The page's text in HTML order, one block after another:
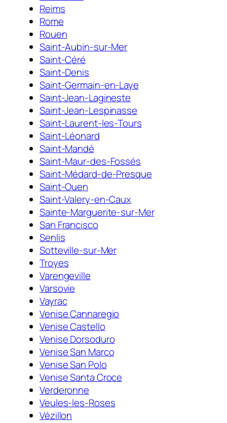
Reims
Rome
Rouen
Saint-Aubin-sur-Mer
Saint-Céré
Saint-Denis
Saint-Germain-en-Laye
Saint-Jean-Lagineste
Saint-Jean-Lespinasse
Saint-Laurent-les-Tours
Saint-Léonard
Saint-Mandé
Saint-Maur-des-Fossés
Saint-Médard-de-Presque
Saint-Ouen
Saint-Valery-en-Caux
Sainte-Marguerite-sur-Mer
San Francisco
Senlis
Sotteville-sur-Mer
Troyes
Varengeville
Varsovie
Vayrac
Venise Cannaregio
Venise Castello
Venise Dorsoduro
Venise San Marco
Venise San Polo
Venise Santa Croce
Verderonne
Veules-les-Roses
Vézillon